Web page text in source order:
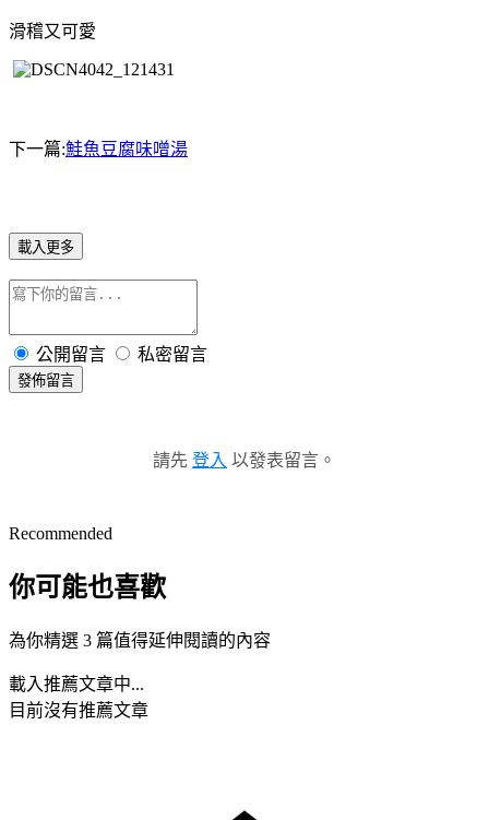
滑稽又可愛
下一篇:鮭魚豆腐味噌湯
載入更多
公開留言 私密留言
發佈留言
請先 登入 以發表留言。
Recommended
你可能也喜歡
為你精選 3 篇值得延伸閱讀的內容
載入推薦文章中...
目前沒有推薦文章